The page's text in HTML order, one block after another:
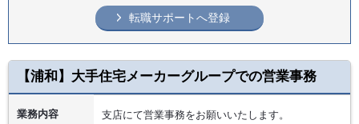
転職サポートへ登録
【浦和】大手住宅メーカーグループでの営業事務
業務内容 支店にて営業事務をお願いいたします。